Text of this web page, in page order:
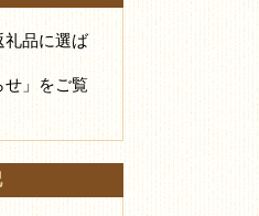
礼品に選ば
せ」をご覧